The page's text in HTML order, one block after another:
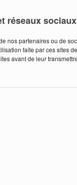
réseaux sociaux
nos partenaires ou de
faite par ces sites
avant de leur